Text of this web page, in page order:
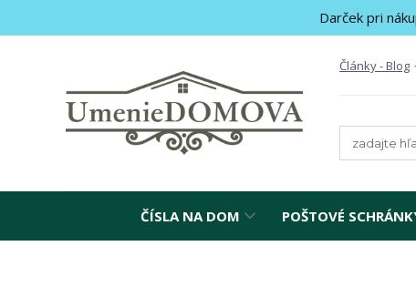
Darček pri
Články - Blog
ČÍSLA NA DOM POŠTOVÉ